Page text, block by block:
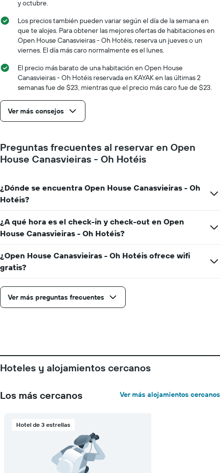
promedio
una
habitación
gráfico
muestra
eje
que
indica
de
días
que
la
estadía
muestra
1
que
indica
el
precio
promedio
de
una
habitación
y octubre.
Los precios también pueden variar según el día de la semana en
que te alojes. Para obtener las mejores ofertas de habitaciones en
Open House Canasvieiras - Oh Hotéis, reserva un jueves o un
viernes. El día más caro normalmente es el lunes.
El precio más barato de una habitación en Open House
Canasvieiras - Oh Hotéis reservada en KAYAK en las últimas 2
semanas fue de $23, mientras que el precio más caro fue de $23.
Ver más consejos
Preguntas frecuentes al reservar en Open
House Canasvieiras - Oh Hotéis
¿Dónde se encuentra Open House Canasvieiras - Oh
Hotéis?
¿A qué hora es el check-in y check-out en Open
House Canasvieiras - Oh Hotéis?
¿Open House Canasvieiras - Oh Hotéis ofrece wifi
gratis?
Ver más preguntas frecuentes
Hoteles y alojamientos cercanos
Los más cercanos Ver más alojamientos cercanos
Hotel de 3 estrellas